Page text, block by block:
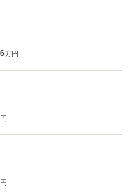
万円